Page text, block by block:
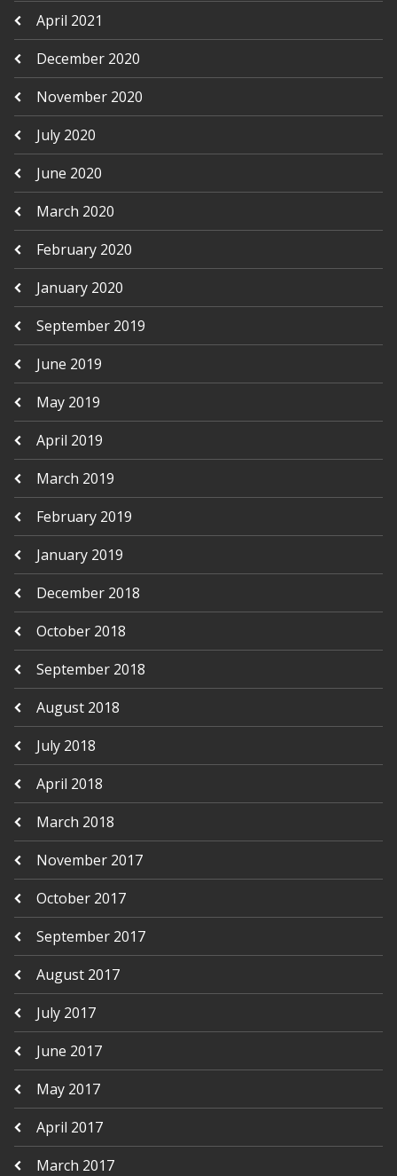
April 2021
December 2020
November 2020
July 2020
June 2020
March 2020
February 2020
January 2020
September 2019
June 2019
May 2019
April 2019
March 2019
February 2019
January 2019
December 2018
October 2018
September 2018
August 2018
July 2018
April 2018
March 2018
November 2017
October 2017
September 2017
August 2017
July 2017
June 2017
May 2017
April 2017
March 2017